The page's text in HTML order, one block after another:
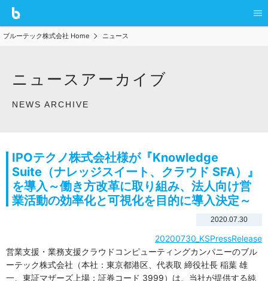
ブルーテック株式会社 Home ニュース
ニュースアーカイブ
NEWS ARCHIVE
IPOテクノ株式会社様が『Knowledge
Suite（ナレッジスイート、クラウド SFA）』
を導入～働き方改革に取り組み、法人向け営
業活動の効率化と可視化を目的に導入決定～
2020.07.30
20200730_KSPressRelease
営業支援・業務支援クラウドコンピューティングカンパニーのブル
ーテック株式会社（本社：東京都港区、代表取 締役社長 稲葉 雄
一、東証マザーズ上場：証券コード 3999）は、当社が提供する純